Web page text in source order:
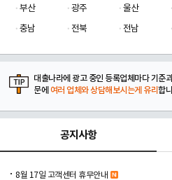
부산
광주 울산
충남
전북 전남
대출나라에 광고 중인 등록업체마다 기준
문에 여러 업체와 상담해보시는게 유리합
공지사항
8월 17일 고객센터 휴무안내